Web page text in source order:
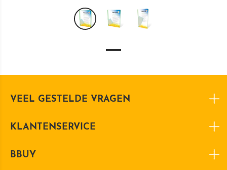
VEEL GESTELDE VRAGEN
KLANTENSERVICE
BBUY